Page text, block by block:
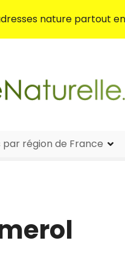
nature partout
par région de France